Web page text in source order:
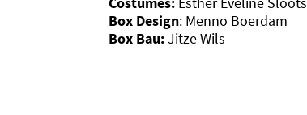
Box Design: Menno Boerdam
Box Bau:Jitze Wils